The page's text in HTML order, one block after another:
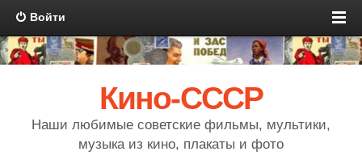
Войти
Кино-СССР
Наши любимые советские фильмы, мультики,
музыка из кино, плакаты и фото